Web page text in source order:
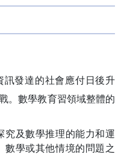
訊發達的社會應付日後升
。數學教育習領域整體的
究及數學推理的能力和運
數學或其他情境的問題之